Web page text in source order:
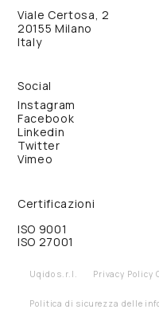
Viale Certosa, 2
20155 Milano
Italy
Social
Instagram
Facebook
Linkedin
Twitter
Vimeo
Certificazioni
ISO 9001
ISO 27001
Uqido s.r.l. Privacy Policy
Politica di sicurezza delle